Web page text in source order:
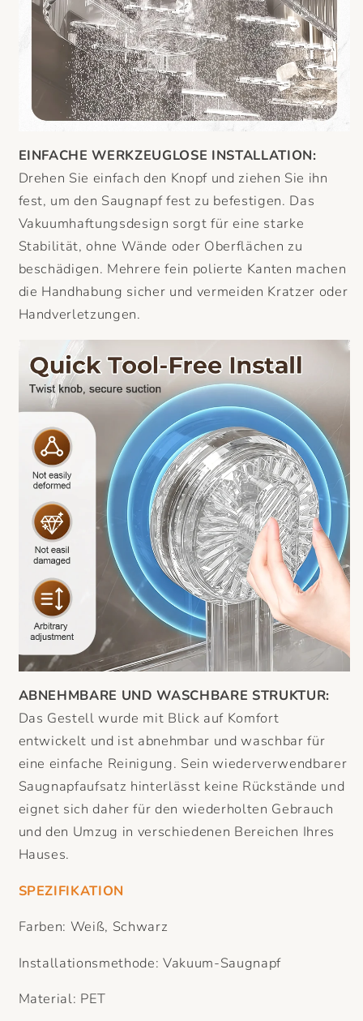
EINFACHE WERKZEUGLOSE INSTALLATION:
Drehen Sie einfach den Knopf und ziehen Sie ihn
fest, um den Saugnapf fest zu befestigen. Das
Vakuumhaftungsdesign sorgt für eine starke
Stabilität, ohne Wände oder Oberflächen zu
beschädigen. Mehrere fein polierte Kanten machen
die Handhabung sicher und vermeiden Kratzer oder
Handverletzungen.
ABNEHMBARE UND WASCHBARE STRUKTUR:
Das Gestell wurde mit Blick auf Komfort
entwickelt und ist abnehmbar und waschbar für
eine einfache Reinigung. Sein wiederverwendbarer
Saugnapfaufsatz hinterlässt keine Rückstände und
eignet sich daher für den wiederholten Gebrauch
und den Umzug in verschiedenen Bereichen Ihres
Hauses.
SPEZIFIKATION
Farben: Weiß, Schwarz
Installationsmethode: Vakuum-Saugnapf
Material: PET